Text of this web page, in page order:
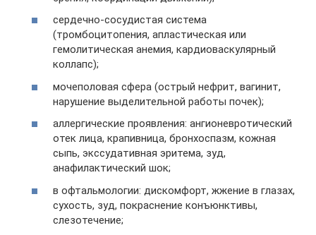
сердечно-сосудистая система
(тромбоцитопения, апластическая или
гемолитическая анемия, кардиоваскулярный
коллапс);
мочеполовая сфера (острый нефрит, вагинит,
нарушение выделительной работы почек);
аллергические проявления: ангионевротический
отек лица, крапивница, бронхоспазм, кожная
сыпь, экссудативная эритема, зуд,
анафилактический шок;
в офтальмологии: дискомфорт, жжение в глазах,
сухость, зуд, покраснение конъюнктивы,
слезотечение;